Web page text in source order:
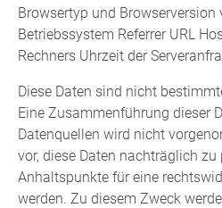
Browsertyp und Browserversion
Betriebssystem Referrer URL
Rechners Uhrzeit der
Diese Daten sind nicht
Eine Zusammenführung dieser
Datenquellen wird nicht
vor, diese Daten nachträglich
Anhaltspunkte für eine
werden. Zu diesem Zweck